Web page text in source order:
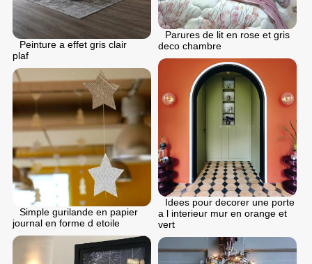
Parures de lit en rose et gris
deco chambre
Peinture a effet gris clair
plaf
Idees pour decorer une porte
a l interieur mur en orange et
vert
Simple gurilande en papier
journal en forme d etoile